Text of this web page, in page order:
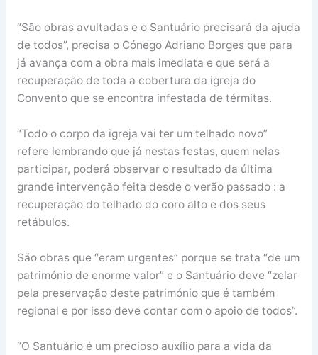
“São obras avultadas e o Santuário precisará da ajuda
de todos”, precisa o Cónego Adriano Borges que para
já avança com a obra mais imediata e que será a
recuperação de toda a cobertura da igreja do
Convento que se encontra infestada de térmitas.
“Todo o corpo da igreja vai ter um telhado novo”
refere lembrando que já nestas festas, quem nelas
participar, poderá observar o resultado da última
grande intervenção feita desde o verão passado : a
recuperação do telhado do coro alto e dos seus
retábulos.
São obras que “eram urgentes” porque se trata “de um
património de enorme valor” e o Santuário deve “zelar
pela preservação deste património que é também
regional e por isso deve contar com o apoio de todos”.
“O Santuário é um precioso auxílio para a vida da